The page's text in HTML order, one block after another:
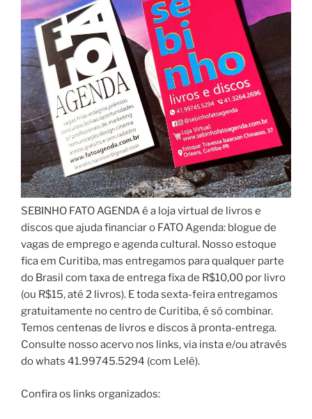
SEBINHO FATO AGENDA é a loja virtual de livros e
discos que ajuda financiar o FATO Agenda: blogue de
vagas de emprego e agenda cultural. Nosso estoque
fica em Curitiba, mas entregamos para qualquer parte
do Brasil com taxa de entrega fixa de R$10,00 por livro
(ou R$15, até 2 livros). E toda sexta-feira entregamos
gratuitamente no centro de Curitiba, é só combinar.
Temos centenas de livros e discos à pronta-entrega.
Consulte nosso acervo nos links, via insta e/ou através
do whats 41.99745.5294 (com Lelê).
Confira os links organizados: